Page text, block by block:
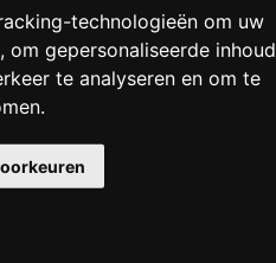
technologieën om uw
gepersonaliseerde inhoud
te analyseren en om te